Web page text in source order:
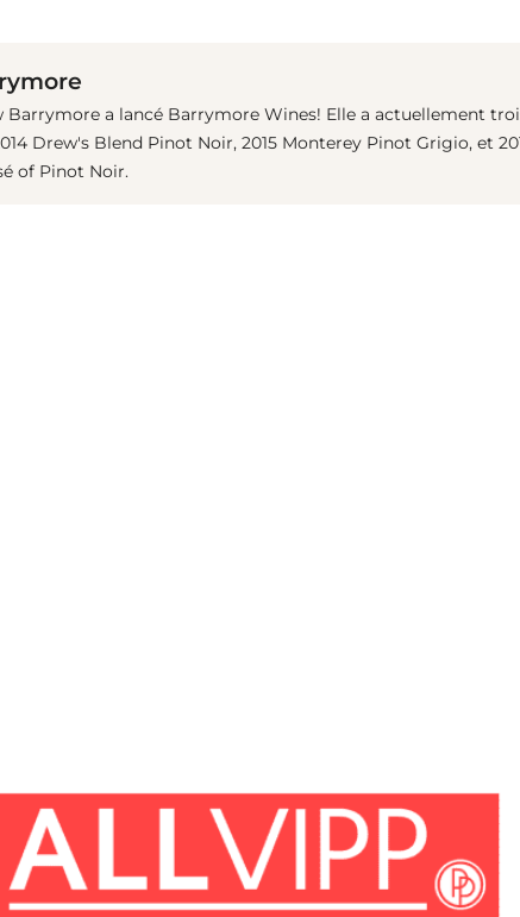
Barrymore a lancé Barrymore Wines! Elle a actuellement
Drew's Blend Pinot Noir, 2015 Monterey Pinot Grigio, et
of Pinot Noir.